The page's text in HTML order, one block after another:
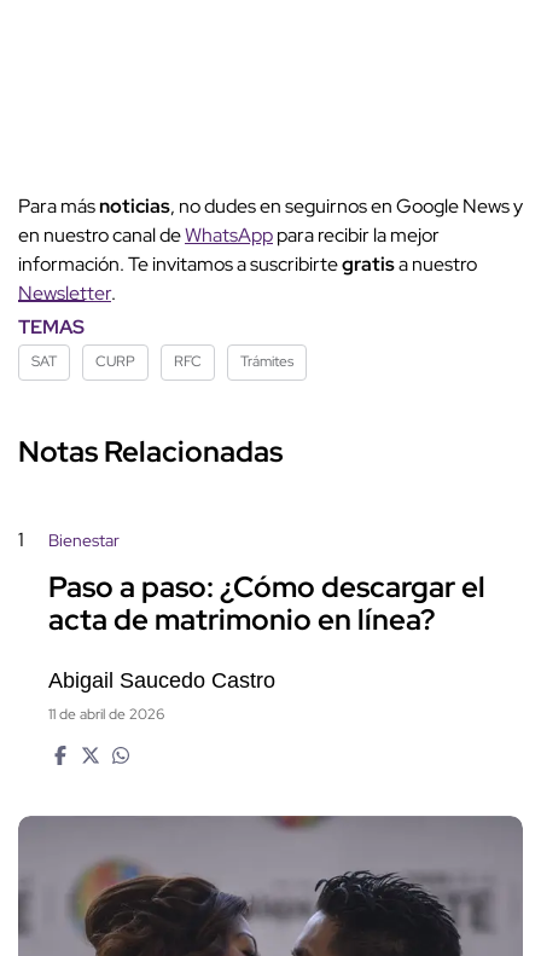
Para másnoticias, no dudes en seguirnos en Google News y
en nuestro canal deWhatsApppara recibir la mejor
información. Te invitamos a suscribirtegratisa nuestro
Newsletter.
TEMAS
SAT CURP RFC Trámites
Notas Relacionadas
1 Bienestar
Paso a paso: ¿Cómo descargar el
acta de matrimonio en línea?
Abigail Saucedo Castro
11 de abril de 2026